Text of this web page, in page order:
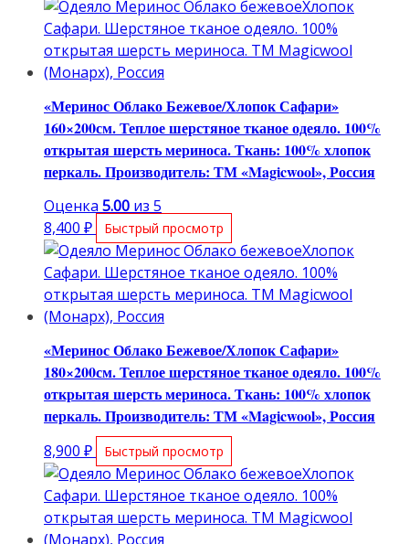
«Меринос Облако Бежевое/Хлопок Сафари»
160×200см. Теплое шерстяное тканое одеяло. 100%
открытая шерсть мериноса. Ткань: 100% хлопок
перкаль. Производитель: ТМ «Magicwool», Россия
Оценка 5.00 из 5
8,400 ₽ Быстрый просмотр
«Меринос Облако Бежевое/Хлопок Сафари»
180×200см. Теплое шерстяное тканое одеяло. 100%
открытая шерсть мериноса. Ткань: 100% хлопок
перкаль. Производитель: ТМ «Magicwool», Россия
8,900 ₽ Быстрый просмотр